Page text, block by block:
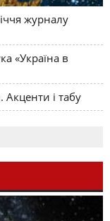
журналу
«Україна в
і табу